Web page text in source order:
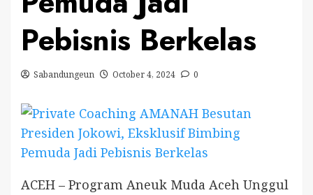
Pebisnis Berkelas
Sabandungeun October 4, 2024 0
ACEH – Program Aneuk Muda Aceh Unggul